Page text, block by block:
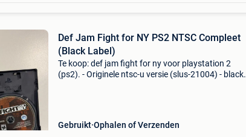
Def Jam Fight for NY PS2 NTSC Compleet
(Black Label)
Te koop: def jam fight for ny voor playstation 2
(ps2). - Originele ntsc-u versie (slus-21004) - black
Gebruikt Ophalen of Verzenden